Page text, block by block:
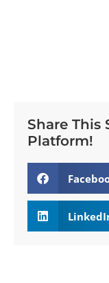
Share This
Platform!